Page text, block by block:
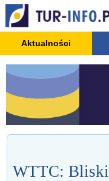
Aktualności
WTTC: Bliski